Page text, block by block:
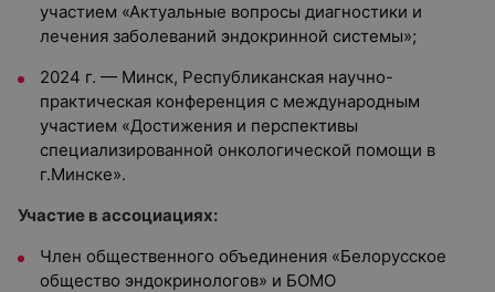
участием «Актуальные вопросы диагностики и
лечения заболеваний эндокринной системы»;
2024 г. — Минск, Республиканская научно-
практическая конференция с международным
участием «Достижения и перспективы
специализированной онкологической помощи в
г.Минске».
Участие в ассоциациях:
Член общественного объединения «Белорусское
общество эндокринологов» и БОМО